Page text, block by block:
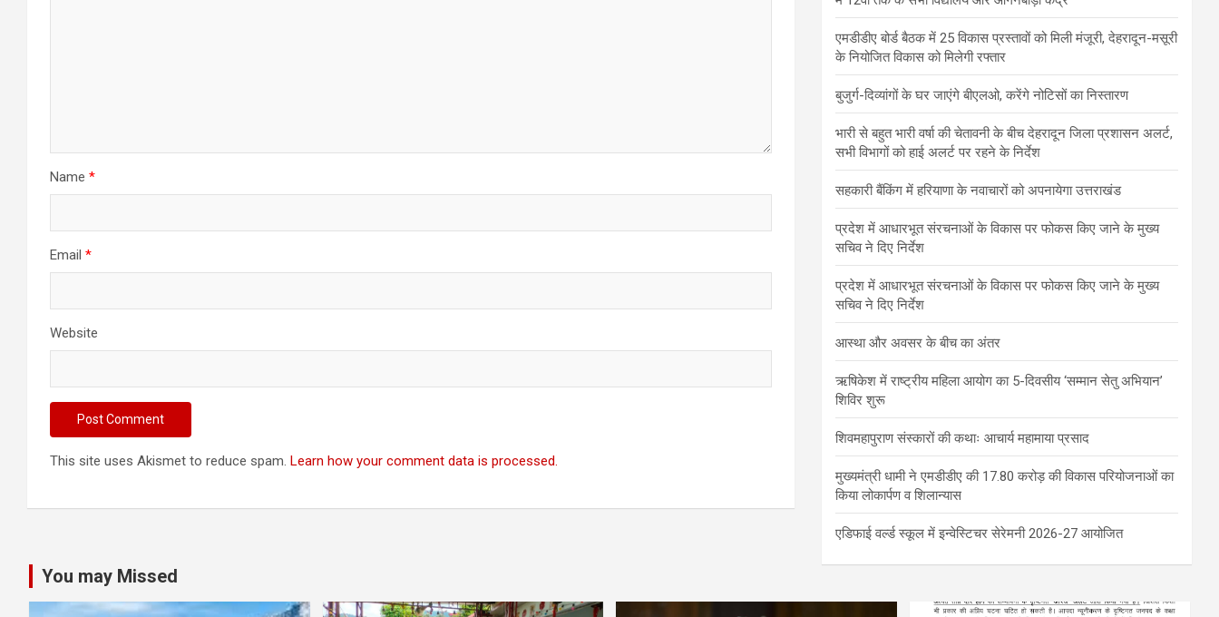
Name *
Email *
Website
This site uses Akismet to reduce spam. Learn how your comment data is processed.
एमडीडीए बोर्ड बैठक में 25 विकास प्रस्तावों को मिली मंजूरी, देहरादून-मसूरी
के नियोजित विकास को मिलेगी रफ्तार
बुजुर्ग-दिव्यांगों के घर जाएंगे बीएलओ, करेंगे नोटिसों का निस्तारण
भारी से बहुत भारी वर्षा की चेतावनी के बीच देहरादून जिला प्रशासन अलर्ट,
सभी विभागों को हाई अलर्ट पर रहने के निर्देश
सहकारी बैंकिंग में हरियाणा के नवाचारों को अपनायेगा उत्तराखंड
प्रदेश में आधारभूत संरचनाओं के विकास पर फोकस किए जाने के मुख्य
सचिव ने दिए निर्देश
प्रदेश में आधारभूत संरचनाओं के विकास पर फोकस किए जाने के मुख्य
सचिव ने दिए निर्देश
आस्था और अवसर के बीच का अंतर
ऋषिकेश में राष्ट्रीय महिला आयोग का 5-दिवसीय ‘सम्मान सेतु अभियान’
शिविर शुरू
शिवमहापुराण संस्कारों की कथाः आचार्य महामाया प्रसाद
मुख्यमंत्री धामी ने एमडीडीए की 17.80 करोड़ की विकास परियोजनाओं का
किया लोकार्पण व शिलान्यास
एडिफाई वर्ल्ड स्कूल में इन्वेस्टिचर सेरेमनी 2026-27 आयोजित
You may Missed